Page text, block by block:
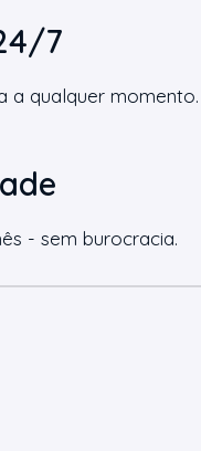
7
a qualquer momento.
- sem burocracia.